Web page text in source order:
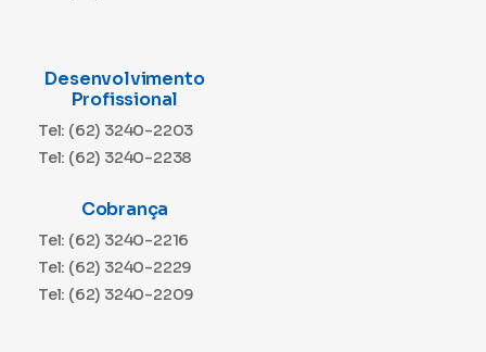
Desenvolvimento
Profissional
Tel: (62) 3240-2203
Tel: (62) 3240-2238
Cobrança
Tel: (62) 3240-2216
Tel: (62) 3240-2229
Tel: (62) 3240-2209